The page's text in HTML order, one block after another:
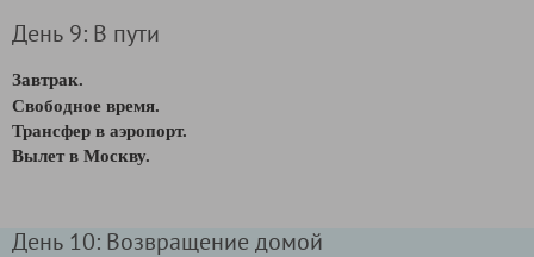
День 9: В пути
Завтрак.
Свободное время.
Трансфер в аэропорт.
Вылет в Москву.
День 10: Возвращение домой